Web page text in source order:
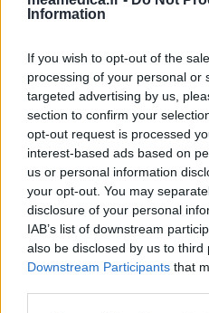
Information
If you wish to opt-out of the
processing of your personal or
targeted advertising by us,
section to confirm your
opt-out request is processed
interest-based ads based on
us or personal information
your opt-out. You may
disclosure of your personal
IAB’s list of downstream
also be disclosed by us to third
Downstream Participants that